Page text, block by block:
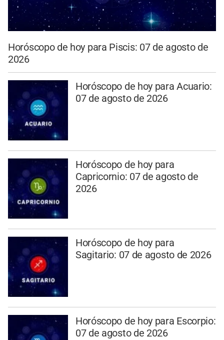
Horóscopo de hoy para Piscis: 07 de agosto de
2026
Horóscopo de hoy para Acuario:
07 de agosto de 2026
Horóscopo de hoy para
Capricornio: 07 de agosto de
2026
Horóscopo de hoy para
Sagitario: 07 de agosto de 2026
Horóscopo de hoy para Escorpio:
07 de agosto de 2026